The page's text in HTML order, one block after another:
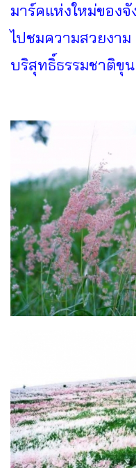
มาร์คแห่งใหม่ของ
ไปชมความสวยงา
บริสุทธิ์ธรรมชาติขุน